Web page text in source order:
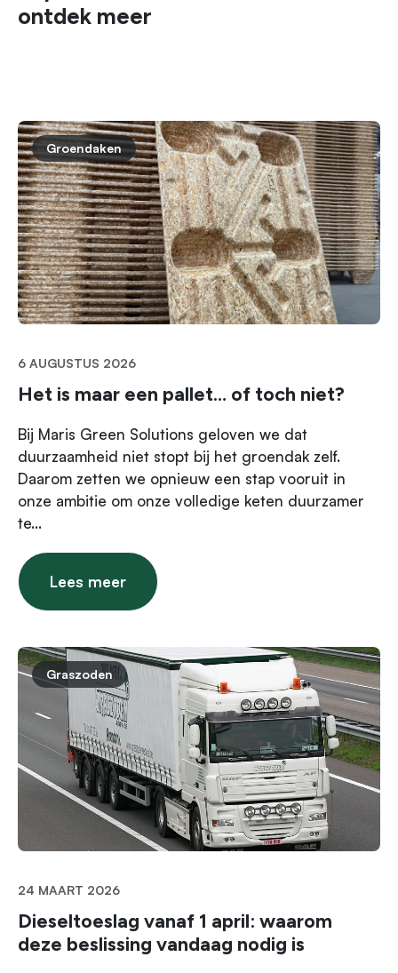
ontdek meer
Groendaken
6 AUGUSTUS 2026
Het is maar een pallet… of toch niet?
Bij Maris Green Solutions geloven we dat
duurzaamheid niet stopt bij het groendak zelf.
Daarom zetten we opnieuw een stap vooruit in
onze ambitie om onze volledige keten duurzamer
te...
Lees meer
Graszoden
24 MAART 2026
Dieseltoeslag vanaf 1 april: waarom
deze beslissing vandaag nodig is